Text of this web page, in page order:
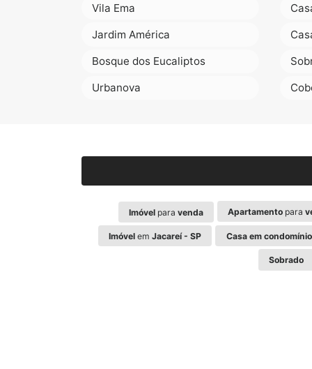
Vila Ema
Jardim América
Bosque dos Eucaliptos
Urbanova
Imóvel paravenda Apartamento para
Imóvel emJacareí - SP Casa em condomínio
Sobrado